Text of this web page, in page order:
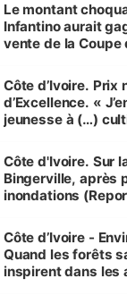
Le montant
Infantino aurait
vente de la Coupe
Côte d’Ivoire. Prix
d’Excellence. «
jeunesse à (…)
(Alassane Ouattara
Côte d'Ivoire. Sur
Bingerville, après
inondations
Côte d’Ivoire -
Quand les forêts
inspirent dans les